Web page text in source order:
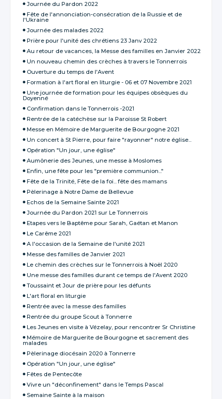
Journée du Pardon 2022
Fête de l'annonciation-consécration de la Russie et de
l'Ukraine
Journée des malades 2022
Prière pour l'unité des chrétiens 23 Janv 2022
Au retour de vacances, la Messe des familles en Janvier 2022
Un nouveau chemin des crèches à travers le Tonnerrois
Ouverture du temps de l'Avent
Formation à l'art floral en liturgie - 06 et 07 Novembre 2021
Une journée de formation pour les équipes obsèques du
Doyenné
Confirmation dans le Tonnerrois -2021
Rentrée de la catéchèse sur la Paroisse St Robert
Messe en Mémoire de Marguerite de Bourgogne 2021
Un concert à St Pierre, pour faire "rayonner" notre église...
Opération "Un jour, une église"
Aumônerie des Jeunes, une messe à Moslomes
Enfin, une fête pour les "première communion..."
Fête de la Trinité, Fête de la foi... fête des mamans
Pèlerinage à Notre Dame de Bellevue
Echos de la Semaine Sainte 2021
Journée du Pardon 2021 sur Le Tonnerrois
Etapes vers le Baptême pour Sarah, Gaétan et Manon
Le Carême 2021
A l'occasion de la Semaine de l'unité 2021
Messe des familles de Janvier 2021
Le chemin des crèches sur le Tonnerrois à Noël 2020
Une messe des familles durant ce temps de l'Avent 2020
Toussaint et Jour de prière pour les défunts
L'art floral en liturgie
Rentrée avec la messe des familles
Rentrée du groupe Scout à Tonnerre
Les Jeunes en visite à Vézelay, pour rencontrer Sr Christine
Mémoire de Marguerite de Bourgogne et sacrement des
malades
Pèlerinage diocésain 2020 à Tonnerre
Opération "Un jour, une église"
Fêtes de Pentecôte
Vivre un "déconfinement" dans le Temps Pascal
Semaine Sainte à la maison